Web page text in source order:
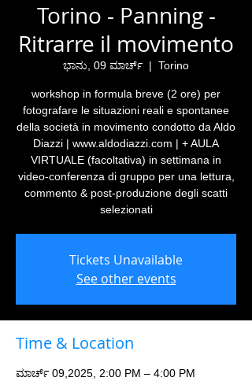
Torino - Panning -
Ritrarre il movimento
ಭಾನು, 09 ಮಾರ್ಚ್
  |
Torino
workshop in formula breve (2 ore) per
fotografare le situazioni reali e spontanee
della società in movimento condotto da Aldo
Diazzi | www.aldodiazzi.com | + AULA
VIRTUALE (facoltativa) in settimana in
video-conferenza di gruppo per una lettura,
commento & post-produzione degli scatti
selezionati
Tickets Unavailable
See other events
Time & Location
ಮಾರ್ಚ್ 09,2025, 2:00 PM – 4:00 PM